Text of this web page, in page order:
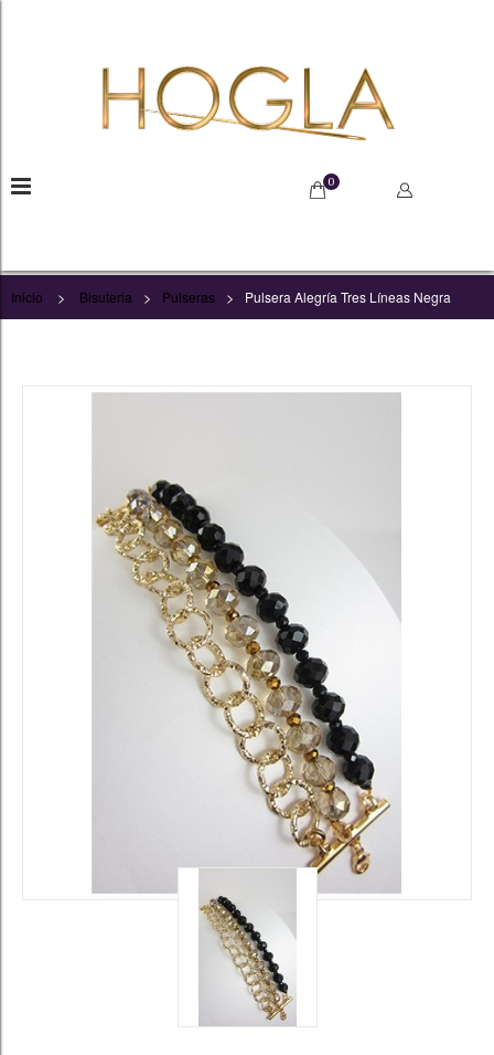
0
Inicio > Bisuteria > Pulseras > Pulsera Alegría Tres Líneas Negra